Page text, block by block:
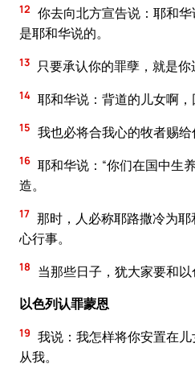
12 你去向北方宣告说：耶和
是耶和华说的。
13 只要承认你的罪孽，就是
14 耶和华说：背道的儿女啊
15 我也必将合我心的牧者赐
16 耶和华说：“你们在国中生
造。
17 那时，人必称耶路撒冷为
心行事。
18
当那些日子，犹大家要和
以色列认罪蒙恩
19 我说：我怎样将你安置在
从我。